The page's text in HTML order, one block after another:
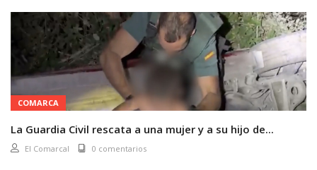
COMARCA
La Guardia Civil rescata a una mujer y a su hijo de...
El Comarcal 0 comentarios